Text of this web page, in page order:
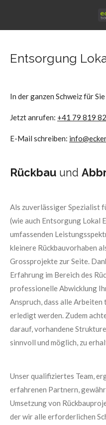
Entsorgung
In der ganzen Schweiz für
Jetzt anrufen: +41 79 819
E-Mail schreiben:
Rückbau und
Als zuverlässiger Spezialist
(wie auch Entsorgung Lokal
umfassenden
kleinere Rückbauvorhaben
Grossprojekte zur Seite.
Erfahrung im Bereich des
professionelle Abwicklung
Anspruch, dass alle
erledigt werden. Zudem
darauf, vorhandene
sinnvoll und möglich, zu
Unser qualifiziertes Team,
erfahrenen Partnern,
Umsetzung von
der wir alle erforderlichen